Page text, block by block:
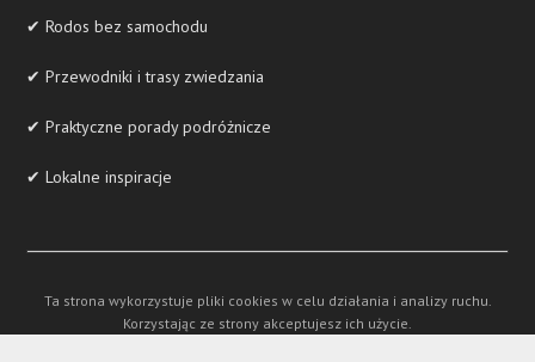
✔ Rodos bez samochodu
✔ Przewodniki i trasy zwiedzania
✔ Praktyczne porady podróżnicze
✔ Lokalne inspiracje
Ta strona wykorzystuje pliki cookies w celu działania i analizy ruchu.
Korzystając ze strony akceptujesz ich użycie.